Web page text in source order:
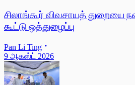
சிலாங்கூர் விவசாயத் துறையை
கூட்டு ஒத்துழைப்பு
Pan Li Ting
9 ஆகஸ்ட் 2026